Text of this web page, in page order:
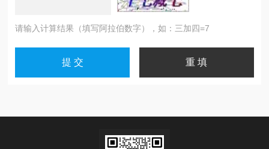
请输入计算结果（填写阿拉伯数字），如：三加四=7